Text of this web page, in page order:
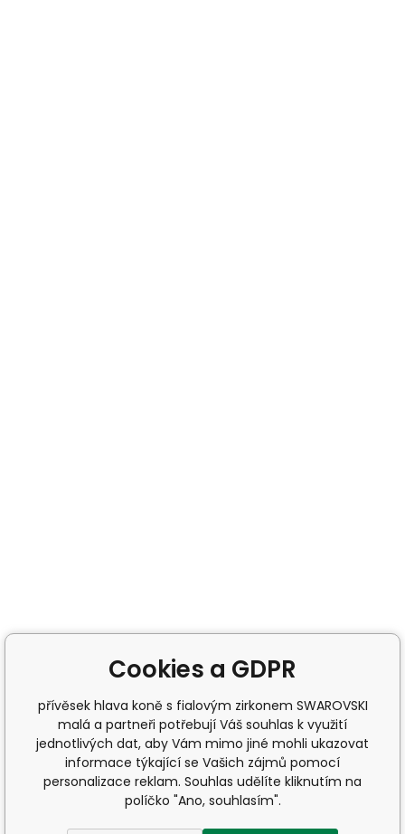
Cookies a GDPR
přívěsek hlava koně s fialovým zirkonem SWAROVSKI
malá a partneři potřebují Váš souhlas k využití
jednotlivých dat, aby Vám mimo jiné mohli ukazovat
informace týkající se Vašich zájmů pomocí
personalizace reklam. Souhlas udělíte kliknutím na
políčko "Ano, souhlasím".